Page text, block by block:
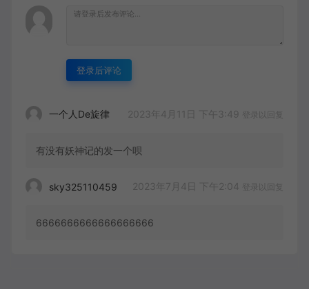
登录后评论
一个人De旋律 2023年4月11日 下午3:49
有没有妖神记的发一个呗
sky325110459 2023年7月4日 下午2:04 登录以回复
6666666666666666666